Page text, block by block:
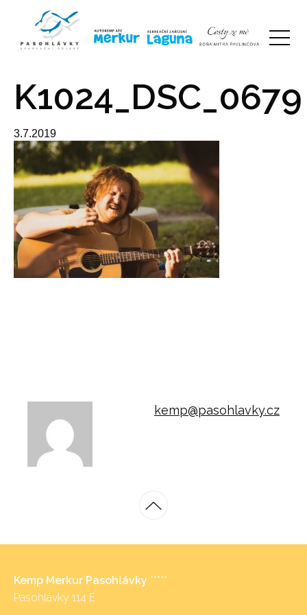
K1024_DSC_0679
3.7.2019
kemp@pasohlavky.cz
Kemp Merkur Pasohlávky *****
Pasohlávky 114 E